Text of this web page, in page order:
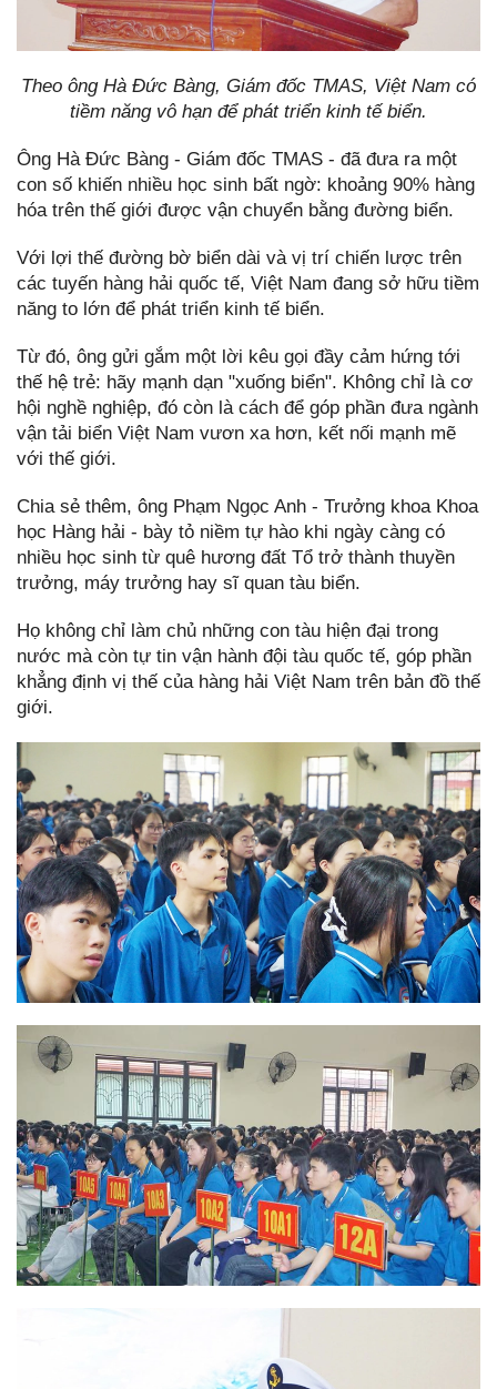
Theo ông Hà Đức Bàng, Giám đốc TMAS, Việt Nam có
tiềm năng vô hạn để phát triển kinh tế biển.
Ông Hà Đức Bàng - Giám đốc TMAS - đã đưa ra một
con số khiến nhiều học sinh bất ngờ: khoảng 90% hàng
hóa trên thế giới được vận chuyển bằng đường biển.
Với lợi thế đường bờ biển dài và vị trí chiến lược trên
các tuyến hàng hải quốc tế, Việt Nam đang sở hữu tiềm
năng to lớn để phát triển kinh tế biển.
Từ đó, ông gửi gắm một lời kêu gọi đầy cảm hứng tới
thế hệ trẻ: hãy mạnh dạn "xuống biển". Không chỉ là cơ
hội nghề nghiệp, đó còn là cách để góp phần đưa ngành
vận tải biển Việt Nam vươn xa hơn, kết nối mạnh mẽ
với thế giới.
Chia sẻ thêm, ông Phạm Ngọc Anh - Trưởng khoa Khoa
học Hàng hải - bày tỏ niềm tự hào khi ngày càng có
nhiều học sinh từ quê hương đất Tổ trở thành thuyền
trưởng, máy trưởng hay sĩ quan tàu biển.
Họ không chỉ làm chủ những con tàu hiện đại trong
nước mà còn tự tin vận hành đội tàu quốc tế, góp phần
khẳng định vị thế của hàng hải Việt Nam trên bản đồ thế
giới.